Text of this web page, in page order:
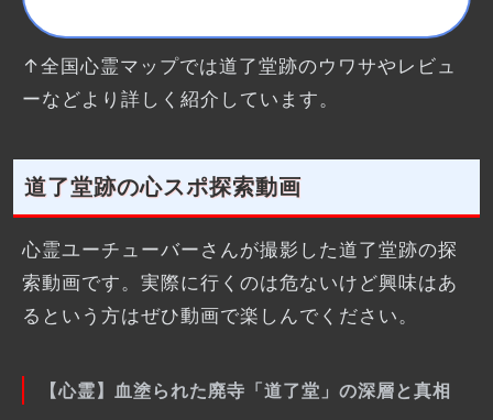
↑全国心霊マップでは道了堂跡のウワサやレビュ
ーなどより詳しく紹介しています。
道了堂跡の心スポ探索動画
心霊ユーチューバーさんが撮影した道了堂跡の探
索動画です。実際に行くのは危ないけど興味はあ
るという方はぜひ動画で楽しんでください。
【心霊】血塗られた廃寺「道了堂」の深層と真相